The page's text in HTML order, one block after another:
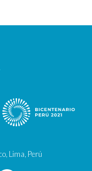
Lima, Perú